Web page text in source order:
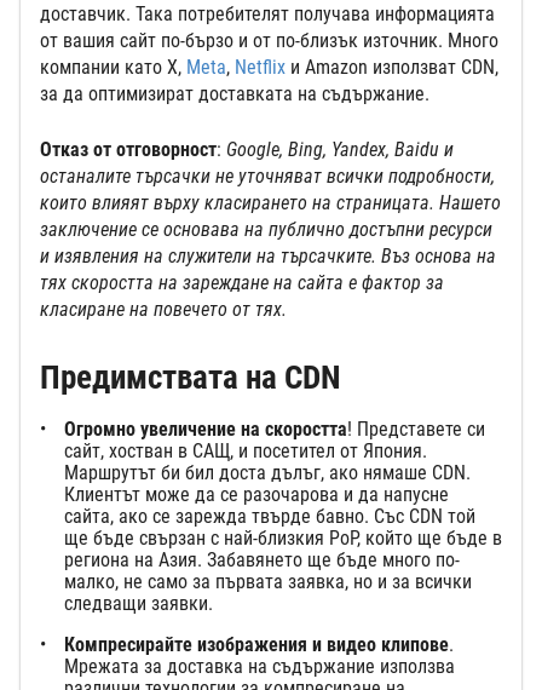
доставчик. Така потребителят получава информацията
от вашия сайт по-бързо и от по-близък източник. Много
компании като X, Meta, Netflix и Amazon използват CDN,
за да оптимизират доставката на съдържание.
Отказ от отговорност: Google, Bing, Yandex, Baidu и
останалите търсачки не уточняват всички подробности,
които влияят върху класирането на страницата. Нашето
заключение се основава на публично достъпни ресурси
и изявления на служители на търсачките. Въз основа на
тях скоростта на зареждане на сайта е фактор за
класиране на повечето от тях.
Предимствата на CDN
Огромно увеличение на скоростта! Представете си
сайт, хостван в САЩ, и посетител от Япония.
Маршрутът би бил доста дълъг, ако нямаше CDN.
Клиентът може да се разочарова и да напусне
сайта, ако се зарежда твърде бавно. Със CDN той
ще бъде свързан с най-близкия PoP, който ще бъде в
региона на Азия. Забавянето ще бъде много по-
малко, не само за първата заявка, но и за всички
следващи заявки.
Компресирайте изображения и видео клипове.
Мрежата за доставка на съдържание използва